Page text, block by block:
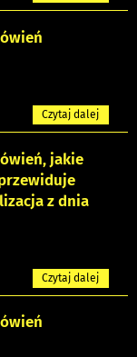
Czytaj dalej
jakie
z dnia
Czytaj dalej